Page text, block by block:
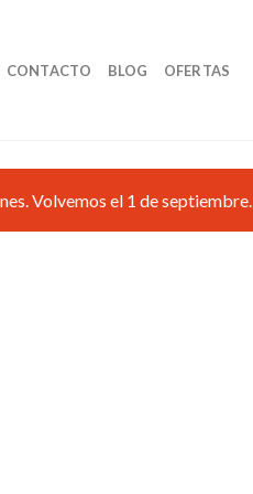
CONTACTO BLOG OFERTAS
Volvemos el 1 de septiembre.